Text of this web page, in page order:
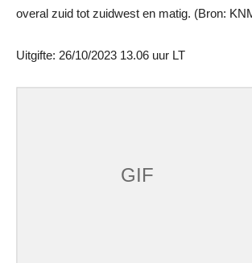
overal zuid tot zuidwest en matig. (Bron:
Uitgifte: 26/10/2023 13.06 uur LT